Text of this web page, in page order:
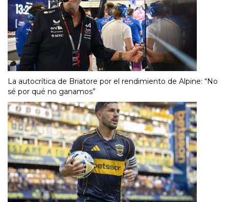
La autocrítica de Briatore por el rendimiento de Alpine: “No
sé por qué no ganamos”